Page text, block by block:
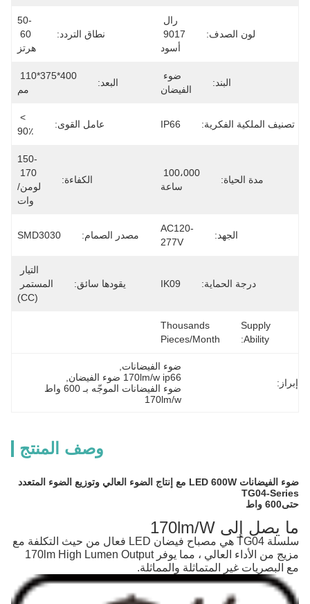
لون الصدف:
أسود
نطاق التردد:
50-
هرتز
البند:
الفيضان
البعد:
مم
تصنيف الملكية الفكرية: IP66 عامل القوى:
90٪
مدة الحياة:
ساعة
الكفاءة:
150-
لومن/
وات
الجهد:
AC120-
277V
مصدر الصمام: SMD3030
درجة الحماية: IK09 يقودها سائق:
(CC)
Supply
Ability:
Thousands
Pieces/Month
إبراز:
ضوء الفيضانات
170lm/w ip66 ضوء الفيضان
170lm/w
وصف المنتج
ضوء الفيضانات LED 600W مع إنتاج الضوء العالي وتوزيع الضوء المتعدد
TG04-Series
حتى600 واط
ما يصل إلى 170lm/W
سلسلة TG04 هي مصباح فيضان LED فعال من حيث التكلفة مع
مزيج من الأداء العالي ، مما يوفر 170lm High Lumen Output
مع البصريات غير المتماثلة والمماثلة.